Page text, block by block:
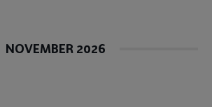
NOVEMBER 2026